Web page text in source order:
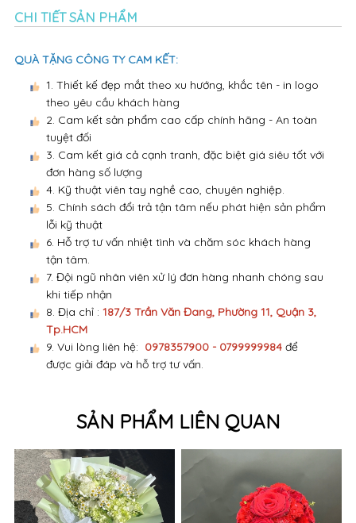
CHI TIẾT SẢN PHẨM
QUÀ TẶNG CÔNG TY CAM KẾT:
1. Thiết kế đẹp mắt theo xu hướng, khắc tên - in logo
theo yêu cầu khách hàng
2. Cam kết sản phẩm cao cấp chính hãng - An toàn
tuyệt đối
3. Cam kết giá cả cạnh tranh, đặc biệt giá siêu tốt với
đơn hàng số lượng
4. Kỹ thuật viên tay nghề cao, chuyên nghiệp.
5. Chính sách đổi trả tận tâm nếu phát hiện sản phẩm
lỗi kỹ thuật
6. Hỗ trợ tư vấn nhiệt tình và chăm sóc khách hàng
tận tâm.
7. Đội ngũ nhân viên xử lý đơn hàng nhanh chóng sau
khi tiếp nhận
8. Địa chỉ : 187/3 Trần Văn Đang, Phường 11, Quận 3,
Tp.HCM
9. Vui lòng liên hệ: 0978357900 - 0799999984 để
được giải đáp và hỗ trợ tư vấn.
SẢN PHẨM LIÊN QUAN